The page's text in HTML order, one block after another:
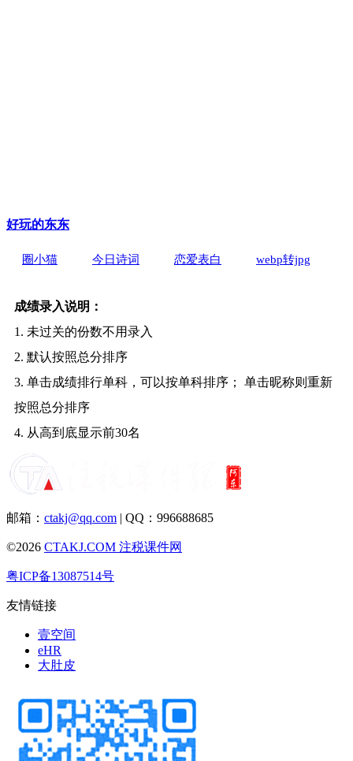
好玩的东东
圈小猫 今日诗词 恋爱表白 webp转jpg
成绩录入说明：
1. 未过关的份数不用录入
2. 默认按照总分排序
3. 单击成绩排行单科，可以按单科排序； 单击昵称则重新
按照总分排序
4. 从高到底显示前30名
邮箱： ctakj@qq.com | QQ：996688685
©2026 CTAKJ.COM 注税课件网
粤ICP备13087514号
友情链接
壹空间
eHR
大肚皮